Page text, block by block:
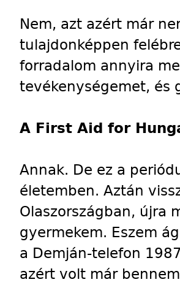
Nem, azt azért már
tulajdonképpen
forradalom annyira
tevékenységemet, és
A First Aid for
Annak. De ez a
életemben. Aztán
Olaszországban, újra
gyermekem. Eszem
a Demján-telefon
azért volt már